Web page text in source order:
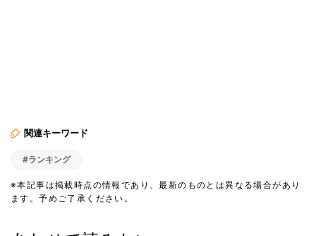
関連キーワード
#ランキング
※本記事は掲載時点の情報であり、最新のものとは異なる場合があり
ます。予めご了承ください。